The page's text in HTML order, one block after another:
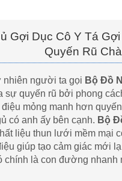
Gợi Dục Cô Y Tá
Quyến Rũ
nhiên người ta gọi Bộ Đồ
sự quyến rũ bởi phong
mỏng manh hơn
có anh ấy bên cạnh. Bộ
liệu thun lưới mềm mại
giúp tạo cảm giác mới
chính là con đường